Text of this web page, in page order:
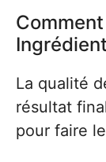
La qualité
résultat
pour faire